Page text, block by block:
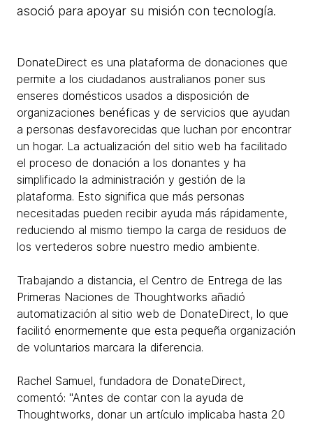
asoció para apoyar su misión con tecnología.
DonateDirect es una plataforma de donaciones que
permite a los ciudadanos australianos poner sus
enseres domésticos usados a disposición de
organizaciones benéficas y de servicios que ayudan
a personas desfavorecidas que luchan por encontrar
un hogar. La actualización del sitio web ha facilitado
el proceso de donación a los donantes y ha
simplificado la administración y gestión de la
plataforma. Esto significa que más personas
necesitadas pueden recibir ayuda más rápidamente,
reduciendo al mismo tiempo la carga de residuos de
los vertederos sobre nuestro medio ambiente.
Trabajando a distancia, el Centro de Entrega de las
Primeras Naciones de Thoughtworks añadió
automatización al sitio web de DonateDirect, lo que
facilitó enormemente que esta pequeña organización
de voluntarios marcara la diferencia.
Rachel Samuel, fundadora de DonateDirect,
comentó: "Antes de contar con la ayuda de
Thoughtworks, donar un artículo implicaba hasta 20